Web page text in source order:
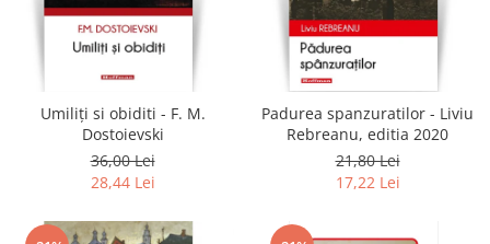
Umiliți si obiditi - F. M.
Dostoievski
36,00 Lei
28,44 Lei
Padurea spanzuratilor - Liviu
Rebreanu, editia 2020
21,80 Lei
17,22 Lei